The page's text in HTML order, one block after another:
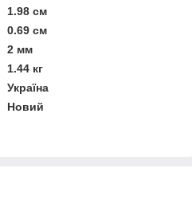
1.98 см
0.69 см
2 мм
1.44 кг
Україна
Новий